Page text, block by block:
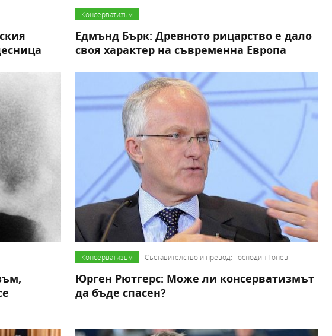
Консерватизъм
Едмънд Бърк: Древното рицарство е дало
своя характер на съвременна Европа
Консерватизъм Съставителство и превод: Господин Тонев
Юрген Рютгерс: Може ли консерватизмът
да бъде спасен?